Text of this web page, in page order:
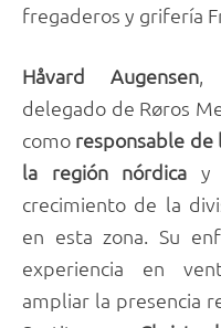
fregaderos y grifería
Håvard Augensen,
delegado de Røros
como responsable de
la región nórdica y
crecimiento de la
en esta zona. Su
experiencia en
ampliar la presencia